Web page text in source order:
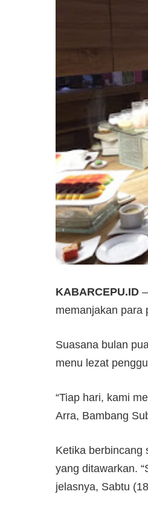
KABARCEPU.ID
memanjakan para
Suasana bulan
menu lezat
“Tiap hari, kami
Arra, Bambang
Ketika berbincang
yang ditawarkan.
jelasnya, Sabtu